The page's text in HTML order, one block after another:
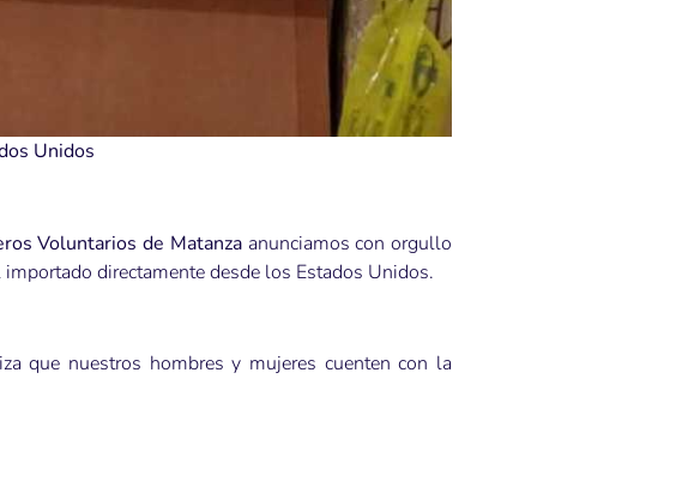
Unidos
Voluntarios de Matanzaanunciamos con orgullo
directamente desde los Estados Unidos.
que nuestros hombres y mujeres cuenten con la